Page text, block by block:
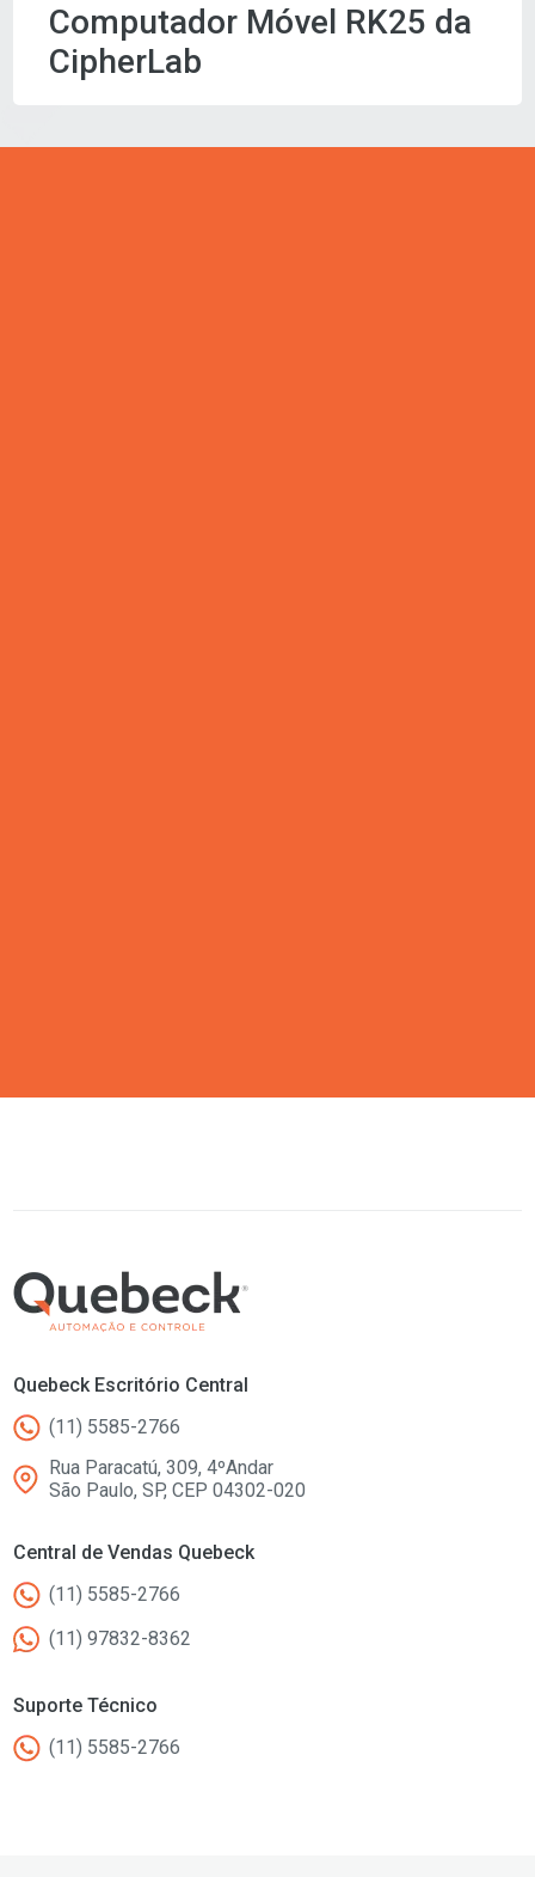
Computador Móvel RK25 da
CipherLab
Quebeck Escritório Central
(11) 5585-2766
Rua Paracatú, 309, 4ºAndar
São Paulo, SP, CEP 04302-020
Central de Vendas Quebeck
(11) 5585-2766
(11) 97832-8362
Suporte Técnico
(11) 5585-2766